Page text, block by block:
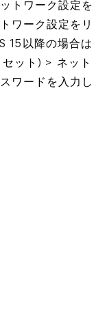
トワーク設定を
ワーク設定をリ
15以降の場合は
ット) > ネット
ワードを入力し